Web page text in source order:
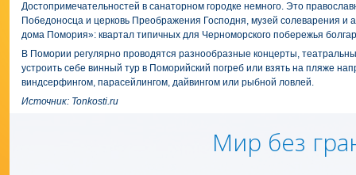
Достопримечательностей в санаторном городке немного. Это
Победоносца и церковь Преображения Господня, музей солеварения и
дома Помория»: квартал типичных для Черноморского побережья
В Помории регулярно проводятся разнообразные концерты,
устроить себе винный тур в Поморийский погреб или взять на пляже
виндсерфингом, парасейлингом, дайвингом или рыбной ловлей.
Источник: Tonkosti.ru
Мир без